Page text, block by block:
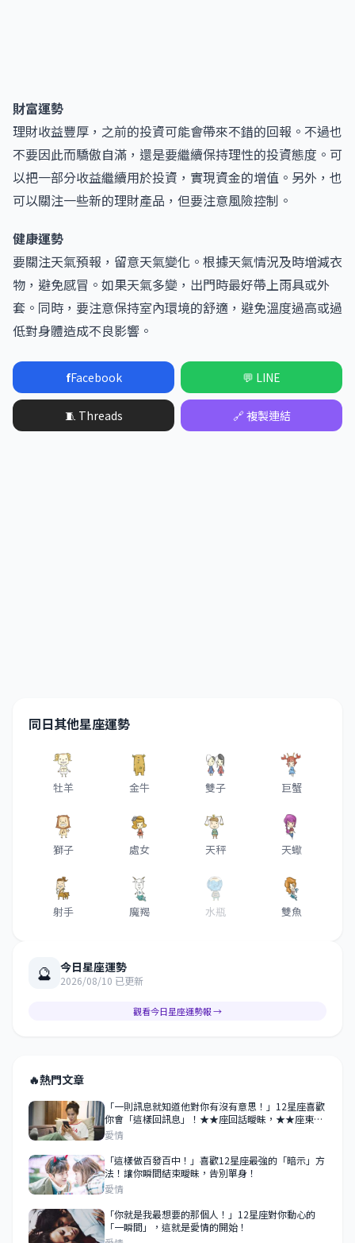
財富運勢
理財收益豐厚，之前的投資可能會帶來不錯的回報。不過也
不要因此而驕傲自滿，還是要繼續保持理性的投資態度。可
以把一部分收益繼續用於投資，實現資金的增值。另外，也
可以關注一些新的理財產品，但要注意風險控制。
健康運勢
要關注天氣預報，留意天氣變化。根據天氣情況及時增減衣
物，避免感冒。如果天氣多變，出門時最好帶上雨具或外
套。同時，要注意保持室內環境的舒適，避免溫度過高或過
低對身體造成不良影響。
fFacebook 💬 LINE
🧵 Threads 🔗 複製連結
同日其他星座運勢
牡羊 金牛 雙子 巨蟹
獅子 處女 天秤 天蠍
射手 魔羯 水瓶 雙魚
🔮 今日星座運勢
2026/08/10 已更新
觀看今日星座運勢報 →
🔥熱門文章
「一則訊息就知道他對你有沒有意思！」12星座喜歡
你會「這樣回訊息」！★★座回話曖昧，★★座東南
西北都能聊！
愛情
「這樣做百發百中！」喜歡12星座最強的「暗示」方
法！讓你瞬間結束曖昧，告別單身！
愛情
「你就是我最想要的那個人！」12星座對你動心的
「一瞬間」，這就是愛情的開始！